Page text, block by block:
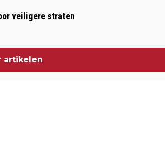
veiligere straten
artikelen